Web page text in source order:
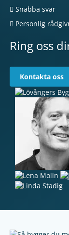
Snabba svar
Personlig
Ring oss
Kontakta oss